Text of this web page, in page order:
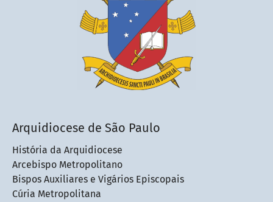
Arquidiocese de São Paulo
História da Arquidiocese
Arcebispo Metropolitano
Bispos Auxiliares e Vigários Episcopais
Cúria Metropolitana